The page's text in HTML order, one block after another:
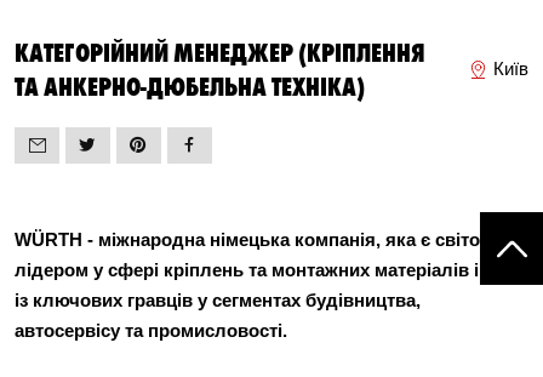
КАТЕГОРІЙНИЙ МЕНЕДЖЕР (КРІПЛЕННЯ
ТА АНКЕРНО-ДЮБЕЛЬНА ТЕХНІКА)
Київ
WÜRTH - міжнародна німецька компанія, яка є світовим
лідером у сфері кріплень та монтажних матеріалів і один
із ключових гравців у сегментах будівництва,
автосервісу та промисловості.